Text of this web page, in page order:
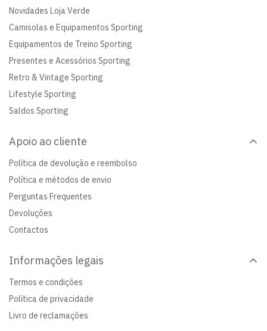
Novidades Loja Verde
Camisolas e Equipamentos Sporting
Equipamentos de Treino Sporting
Presentes e Acessórios Sporting
Retro & Vintage Sporting
Lifestyle Sporting
Saldos Sporting
Apoio ao cliente
Política de devolução e reembolso
Política e métodos de envio
Perguntas Frequentes
Devoluções
Contactos
Informações legais
Termos e condições
Política de privacidade
Livro de reclamações